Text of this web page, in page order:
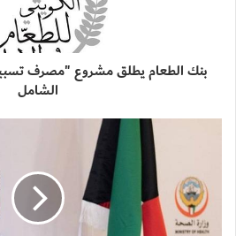
بنك الطعام يطلق مشروع "مصرف
الشامل